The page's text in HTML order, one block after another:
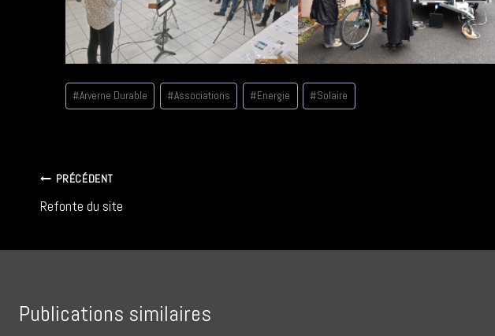
Étiquettes
de
#Arverne Durable #Associations #Energie #Solaire
Navigation
de
l’article
PRÉCÉDENT
Refonte du site
Publications similaires